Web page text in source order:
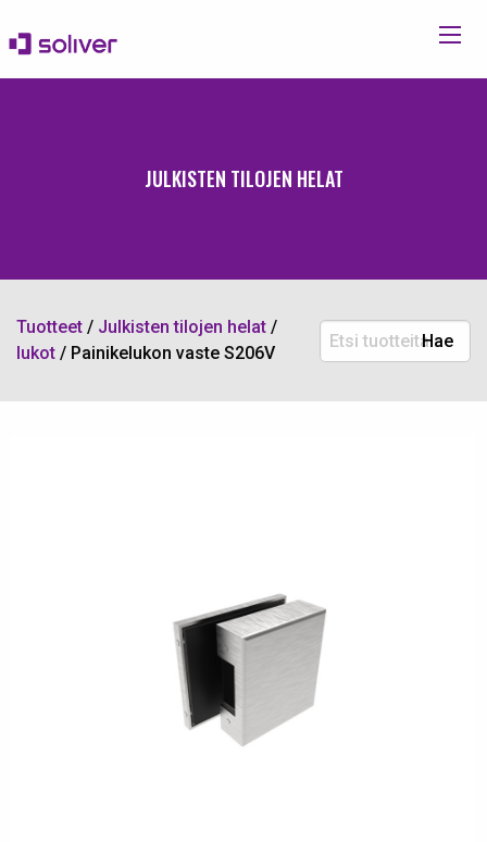
JULKISTEN TILOJEN HELAT
Tuotteet / Julkisten tilojen helat /
lukot / Painikelukon vaste S206V
Etsi
tuotteita:
Hae